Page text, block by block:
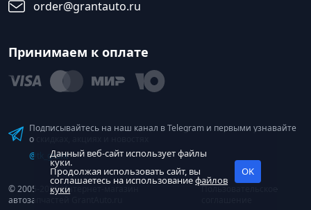
order@grantauto.ru
Принимаем к оплате
Подписывайтесь на наш канал в Telegram и первыми узнавайте
о скидках, акциях и новостях
@tk_grant
© 2005-2026 Интернет-магазин
автозапчастей GrantAuto.ru
Пользовательское
Данный веб-сайт использует файлы
куки.
Продолжая использовать сайт, вы
соглашаетесь на использованиефайлов
куки
OK